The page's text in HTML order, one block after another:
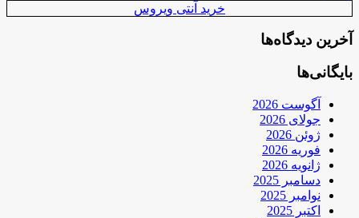
خرید آنتی ویروس
آخرین دیدگاه‌ها
بایگانی‌ها
آگوست 2026
جولای 2026
ژوئن 2026
فوریه 2026
ژانویه 2026
دسامبر 2025
نوامبر 2025
اکتبر 2025